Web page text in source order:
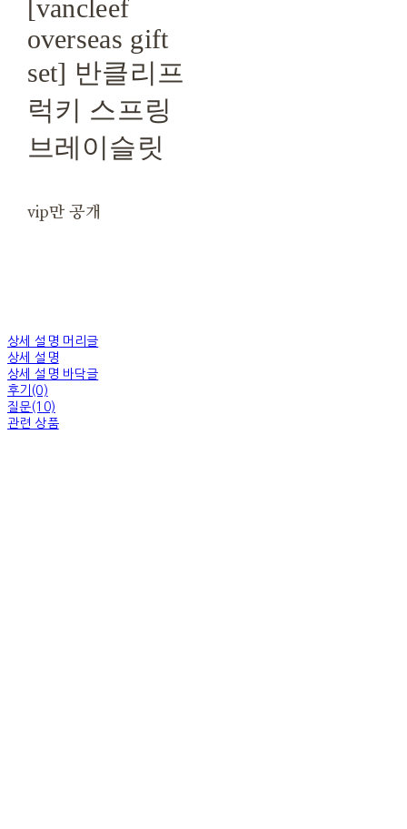
[vancleef
overseas gift
set] 반클리프
럭키 스프링
브레이슬릿
vip만 공개
상세 설명 머리글
상세 설명
상세 설명 바닥글
후기(0)
질문(10)
관련 상품